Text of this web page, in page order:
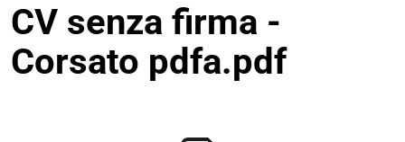
CV senza firma -
Corsato pdfa.pdf